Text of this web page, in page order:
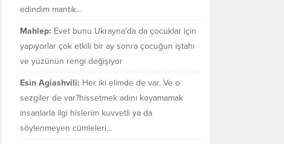
edindim mantık...
Mahlep: Evet bunu Ukrayna'da da çocuklar için
yapıyorlar çok etkili bir ay sonra çocuğun iştahı
ve yüzünün rengi değişiyor
Esin Agiashvili: Her iki elimde de var. Ve o
sezgiler de var?hissetmek adını koyamamak
insanlarla ilgi hislerim kuvvetli ya da
söylenmeyen cümleleri...